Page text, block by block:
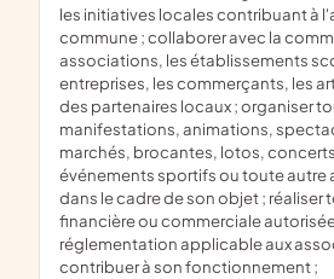
les initiatives locales contribuant à
commune ; collaborer avec la
associations, les établissements
entreprises, les commerçants, les
des partenaires locaux ; organiser
manifestations, animations,
marchés, brocantes, lotos,
événements sportifs ou toute autre
dans le cadre de son objet ; réaliser
financière ou commerciale
réglementation applicable aux
contribuer à son fonctionnement ;